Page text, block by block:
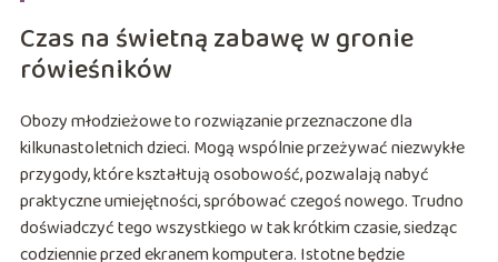
Czas na świetną zabawę w gronie
rówieśników
Obozy młodzieżowe to rozwiązanie przeznaczone dla
kilkunastoletnich dzieci. Mogą wspólnie przeżywać niezwykłe
przygody, które kształtują osobowość, pozwalają nabyć
praktyczne umiejętności, spróbować czegoś nowego. Trudno
doświadczyć tego wszystkiego w tak krótkim czasie, siedząc
codziennie przed ekranem komputera. Istotne będzie